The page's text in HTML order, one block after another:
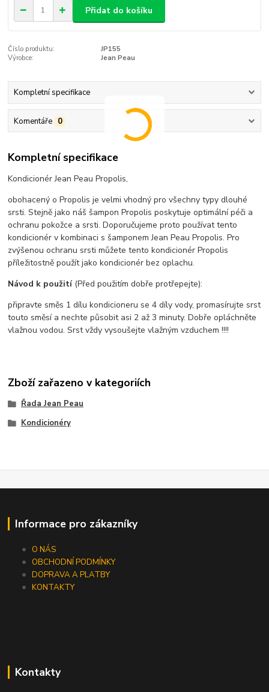
Přidat do košíku
Číslo produktu:
JP155
Výrobce:
Jean Peau
Kompletní specifikace
Komentáře 0
Kompletní specifikace
Kondicionér Jean Peau Propolis,
obohacený o Propolis je velmi vhodný pro všechny typy dlouhé
srsti. Stejně jako náš šampon Propolis poskytuje optimální péči a
ochranu pokožce a srsti. Doporučujeme proto používat tento
kondicionér v kombinaci s šamponem Jean Peau Propolis. Pro
zvýšenou ochranu srsti můžete tento kondicionér Propolis
příležitostně použít jako kondicionér bez oplachu.
Návod k použití (Před použitím dobře protřepejte):
připravte směs 1 dílu kondicioneru se 4 díly vody, promasírujte srst
touto směsí a nechte působit asi 2 až 3 minuty. Dobře opláchněte
vlažnou vodou. Srst vždy vysoušejte vlažným vzduchem !!!!
Zboží zařazeno v kategoriích
Řada Jean Peau
Kondicionéry
Informace pro zákazníky
O NÁS
OBCHODNÍ PODMÍNKY
DOPRAVA A PLATBY
KONTAKTY
Kontakty